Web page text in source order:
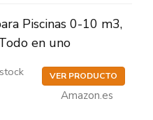
Piscinas 0-10 m3,
en uno
VER PRODUCTO
Amazon.es